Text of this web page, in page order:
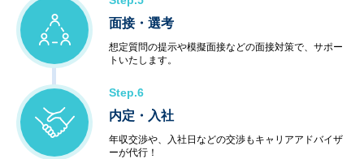
面接・選考
想定質問の提示や模擬面接などの面接対策で、サポー
トいたします。
Step.6
内定・入社
年収交渉や、入社日などの交渉もキャリアアドバイザ
ーが代行！